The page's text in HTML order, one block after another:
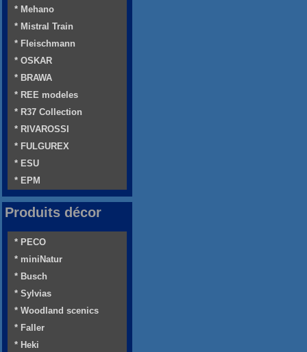
* Mehano
* Mistral Train
* Fleischmann
* OSKAR
* BRAWA
* REE modeles
* R37 Collection
* RIVAROSSI
* FULGUREX
* ESU
* EPM
Produits décor
* PECO
* miniNatur
* Busch
* Sylvias
* Woodland scenics
* Faller
* Heki